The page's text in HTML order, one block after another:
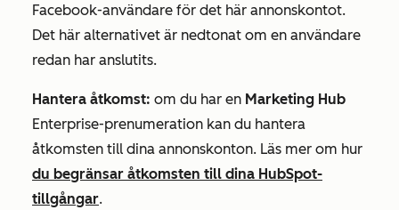
Facebook-användare för det här annonskontot.
Det här alternativet är nedtonat om en användare
redan har anslutits.
Hantera åtkomst: om du har en Marketing Hub
Enterprise-prenumeration kan du hantera
åtkomsten till dina annonskonton. Läs mer om hur
du begränsar åtkomsten till dina HubSpot-
tillgångar.